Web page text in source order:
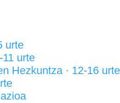
urte
urte
Hezkuntza · 12-16 urte